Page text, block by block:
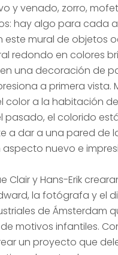
y venado, zorro,
hay algo para cada
este mural de objetos
redondo en colores
una decoración de
a primera vista.
color a la habitación
pasado, el colorido
a dar a una pared de
aspecto nuevo e
Clair y Hans-Erik
la fotógrafa y el
de Ámsterdam
motivos infantiles. Con
un proyecto que